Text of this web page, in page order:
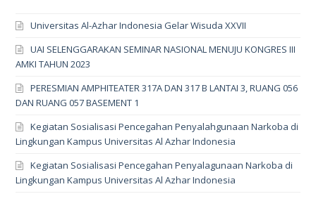
Universitas Al-Azhar Indonesia Gelar Wisuda XXVII
UAI SELENGGARAKAN SEMINAR NASIONAL MENUJU KONGRES III
AMKI TAHUN 2023
PERESMIAN AMPHITEATER 317A DAN 317 B LANTAI 3, RUANG 056
DAN RUANG 057 BASEMENT 1
Kegiatan Sosialisasi Pencegahan Penyalahgunaan Narkoba di
Lingkungan Kampus Universitas Al Azhar Indonesia
Kegiatan Sosialisasi Pencegahan Penyalagunaan Narkoba di
Lingkungan Kampus Universitas Al Azhar Indonesia